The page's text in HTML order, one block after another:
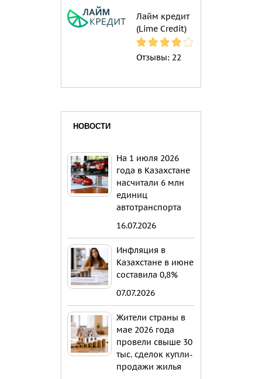
Лайм кредит
(Lime Credit)
Отзывы: 22
НОВОСТИ
На 1 июля 2026
года в Казахстане
насчитали 6 млн
единиц
автотранспорта
16.07.2026
Инфляция в
Казахстане в июне
составила 0,8%
07.07.2026
Жители страны в
мае 2026 года
провели свыше 30
тыс. сделок купли-
продажи жилья